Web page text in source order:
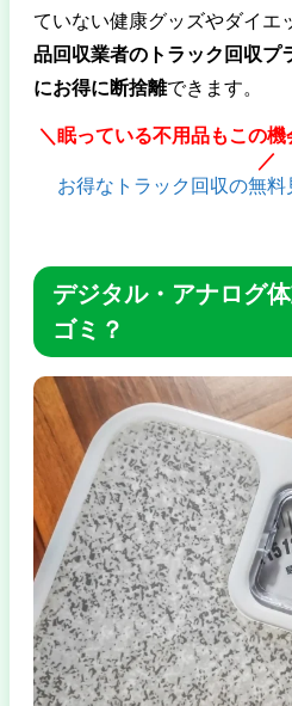
ていない健康グッズやダイエ
品回収業者のトラック回収プ
にお得に断捨離できます。
＼眠っている不用品もこの機
／
お得なトラック回収の無
デジタル・アナログ
ゴミ？